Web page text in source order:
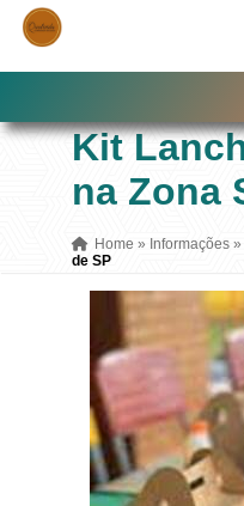
Kit
na Zona
Home » Informações »
de SP